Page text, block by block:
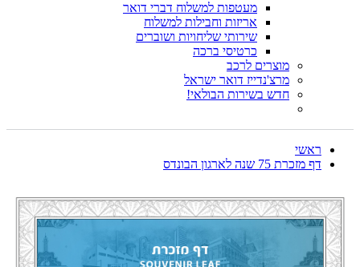
מעטפות למשלוח דברי דואר
אריזות וחבילות למשלוח
שירותי שליחויות ושוברים
כרטיסי ברכה
מוצרים לרכב
מרצ'נדייז דואר ישראל
חדש בשירות הבולאי!
ראשי
דף מזכרת 75 שנה לארגון הבונדס